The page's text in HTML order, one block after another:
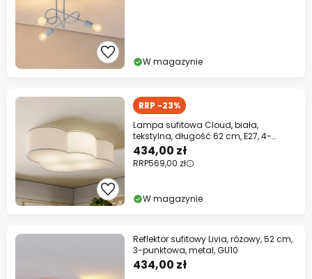
W magazynie
RRP -23%
Lampa sufitowa Cloud, biała,
tekstylna, długość 62 cm, E27, 4-
punktowa.
434,00 zł
RRP569,00 zł
W magazynie
Reflektor sufitowy Livia, różowy, 52 cm,
3-punktowa, metal, GU10
434,00 zł